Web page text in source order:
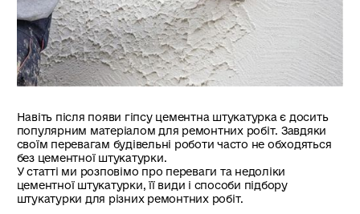
Навіть після появи гіпсу цементна штукатурка є досить
популярним матеріалом для ремонтних робіт. Завдяки
своїм перевагам будівельні роботи часто не обходяться
без цементної штукатурки.
У статті ми розповімо про переваги та недоліки
цементної штукатурки, її види і способи підбору
штукатурки для різних ремонтних робіт.